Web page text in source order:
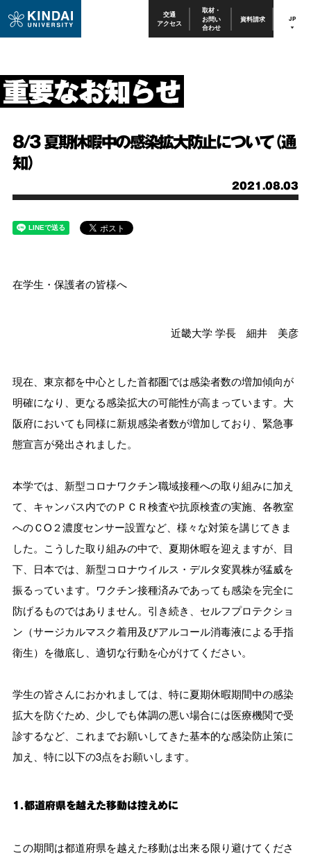
交通
アクセス
取材・
お問い
合わせ
資料請求 JP
8/3 夏期休暇中の感染拡大防止について（通
知）
2021.08.03
在学生・保護者の皆様へ
近畿大学 学長 細井 美彦
現在、東京都を中心とした首都圏では感染者数の増加傾向が
明確になり、更なる感染拡大の可能性が高まっています。大
阪府においても同様に新規感染者数が増加しており、緊急事
態宣言が発出されました。
本学では、新型コロナワクチン職域接種への取り組みに加え
て、キャンパス内でのＰＣＲ検査や抗原検査の実施、各教室
へのＣO２濃度センサー設置など、様々な対策を講じてきま
した。こうした取り組みの中で、夏期休暇を迎えますが、目
下、日本では、新型コロナウイルス・デルタ変異株が猛威を
振るっています。ワクチン接種済みであっても感染を完全に
防げるものではありません。引き続き、セルフプロテクショ
ン（サージカルマスク着用及びアルコール消毒液による手指
衛生）を徹底し、適切な行動を心がけてください。
学生の皆さんにおかれましては、特に夏期休暇期間中の感染
拡大を防ぐため、少しでも体調の悪い場合には医療機関で受
診するなど、これまでお願いしてきた基本的な感染防止策に
加え、特に以下の3点をお願いします。
１．都道府県を越えた移動は控えめに
この期間は都道府県を越えた移動は出来る限り避けてくださ